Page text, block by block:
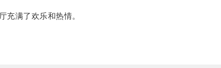
满了欢乐和热情。